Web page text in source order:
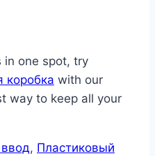
in one spot, try
коробка with our
way to keep all your
, Пластиковый